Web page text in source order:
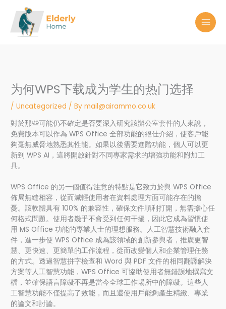
content
为何WPS下载成为学生的热门选择
/Uncategorized / Bymail@airammo.co.uk
對於那些可能仍不確定是否要深入研究該辦公室套件的人來說，
免費版本可以作為 WPS Office 全部功能的絕佳介紹，使客戶能
夠毫無威脅地熟悉其性能。如果以後需要進階功能，個人可以更
新到 WPS AI，這將開啟針對不同專家需求的增強功能和附加工
具。
WPS Office 的另一個值得注意的特點是它致力於與 WPS Office
佈局無縫相容，從而減輕使用者在資料處理方面可能存在的擔
憂。該軟體具有 100% 的兼容性，確保文件順利打開，無需擔心任
何格式問題。使用者幾乎不會受到任何干擾，因此它成為習慣使
用 MS Office 功能的專業人士的理想服務。人工智慧技術融入套
件，進一步使 WPS Office 成為該領域的創新參與者，推廣更智
慧、更快速、更簡單的工作流程，從而改變個人和企業管理任務
的方式。透過智慧拼字檢查和 Word 與 PDF 文件的相同翻譯解決
方案等人工智慧功能，WPS Office 可協助使用者無錯誤地撰寫文
檔，並確保語言障礙不再是當今全球工作場所中的障礙。這些人
工智慧功能不僅提高了效能，而且還使用戶能夠產生精緻、專業
的論文和討論。